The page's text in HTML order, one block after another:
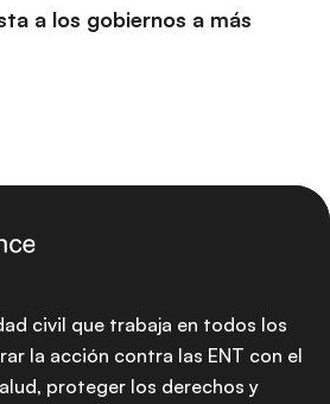
a los gobiernos a más
civil que trabaja en todos los
la acción contra las ENT con el
proteger los derechos y